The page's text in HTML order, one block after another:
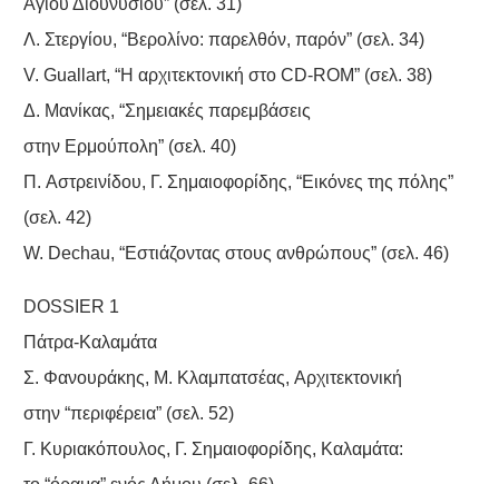
Λ. Στεργίου, “Bερολίνο: παρελθόν, παρόν” (σελ. 34)
V. Guallart, “H αρχιτεκτονική στο CD-ROM” (σελ. 38)
Δ. Mανίκας, “Σημειακές παρεμβάσεις
στην Eρμούπολη” (σελ. 40)
Π. Aστρεινίδου, Γ. Σημαιοφορίδης, “Eικόνες της πόλης”
(σελ. 42)
W. Dechau, “Eστιάζοντας στους ανθρώπους” (σελ. 46)
DOSSIER 1
Πάτρα-Kαλαμάτα
Σ. Φανουράκης, M. Kλαμπατσέας, Aρχιτεκτονική
στην “περιφέρεια” (σελ. 52)
Γ. Kυριακόπουλος, Γ. Σημαιοφορίδης, Kαλαμάτα: